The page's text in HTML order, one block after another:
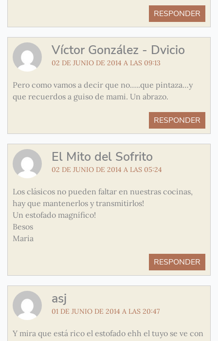
RESPONDER
Víctor González - Dvicio
02 DE JUNIO DE 2014 A LAS 09:13
Pero como vamos a decir que no…..que pintaza…y
que recuerdos a guiso de mami. Un abrazo.
RESPONDER
El Mito del Sofrito
02 DE JUNIO DE 2014 A LAS 05:24
Los clásicos no pueden faltar en nuestras cocinas,
hay que mantenerlos y transmitirlos!
Un estofado magnífico!
Besos
Maria
RESPONDER
asj
01 DE JUNIO DE 2014 A LAS 20:47
Y mira que está rico el estofado ehh el tuyo se ve con